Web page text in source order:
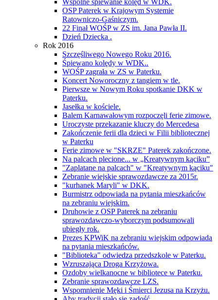
Wspólne śpiewanie kolęd w WDK.
OSP Paterek w Krajowym Systemie
Ratowniczo-Gaśniczym.
22 Finał WOŚP w ZS im. Jana Pawła II.
Dzień Dziecka .
Rok 2016
Szczęśliwego Nowego Roku 2016.
Śpiewano kolędy w WDK..
WOŚP zagrała w ZS w Paterku.
Koncert Noworoczny z tangiem w tle.
Pierwsze w Nowym Roku spotkanie DKK w
Paterku.
Jasełka w kościele.
Balem Karnawałowym rozpoczęli ferie zimowe.
Uroczyste przekazanie kluczy do Mercedesa
Zakończenie ferii dla dzieci w Filii bibliotecznej
w Paterku
Ferie zimowe w "SKRZE" Paterek zakończone.
Na palcach plecione... w „Kreatywnym kąciku”
"Zaplatane na palcach" w "Kreatywnym kąciku"
Zebranie wiejskie sprawozdawcze za 2015r.
"kurhanek Maryli" w DKK.
Burmistrz odpowiada na pytania mieszkańców
na zebraniu wiejskim.
Druhowie z OSP Paterek na zebraniu
sprawozdawczo-wyborczym podsumowali
ubiegły rok.
Prezes KPWiK na zebraniu wiejskim odpowiada
na pytania mieszkańców.
"Biblioteka" odwiedza przedszkole w Paterku.
Wzruszająca Droga Krzyżowa.
Ozdoby wielkanocne w bibliotece w Paterku.
Zebranie sprawozdawcze LZS.
Wspomnienie Męki i Śmierci Jezusa na Krzyżu.